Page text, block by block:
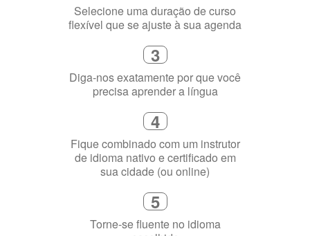
2
Selecione uma duração de curso
flexível que se ajuste à sua agenda
3
Diga-nos exatamente por que você
precisa aprender a língua
4
Fique combinado com um instrutor
de idioma nativo e certificado em
sua cidade (ou online)